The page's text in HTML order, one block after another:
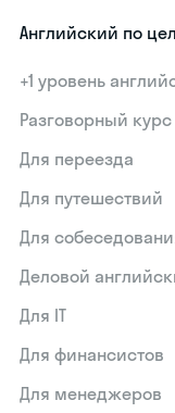
Английский по
+1 уровень
Разговорный курс
Для переезда
Для путешествий
Для
Деловой
Для IT
Для финансистов
Для менеджеров